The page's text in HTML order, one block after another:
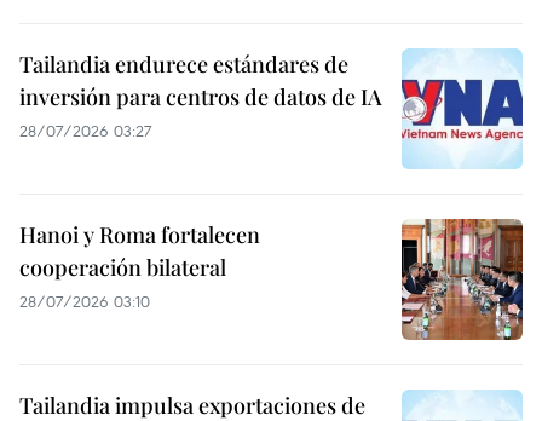
Tailandia endurece estándares de
inversión para centros de datos de IA
28/07/2026 03:27
Hanoi y Roma fortalecen
cooperación bilateral
28/07/2026 03:10
Tailandia impulsa exportaciones de